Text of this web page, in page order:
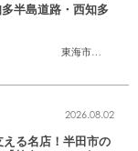
東海市
,大府市
半島道路・西知多
2026.08.02
る名店！半田市の